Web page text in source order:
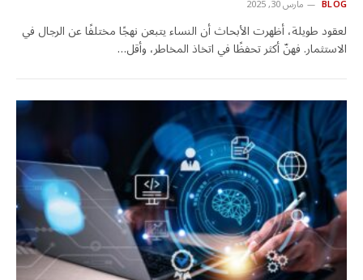
BLOG مارس 30, 2025
لعقود طويلة، أظهرت الأبحاث أن النساء يتبعن نهجًا مختلفًا عن الرجال في
الاستثمار. فهنّ أكثر تحفظًا في اتخاذ المخاطر، وأقل…